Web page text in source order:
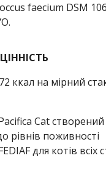
faecium DSM
ккал на мірний
Cat створений
рівнів поживності
для котів всіх